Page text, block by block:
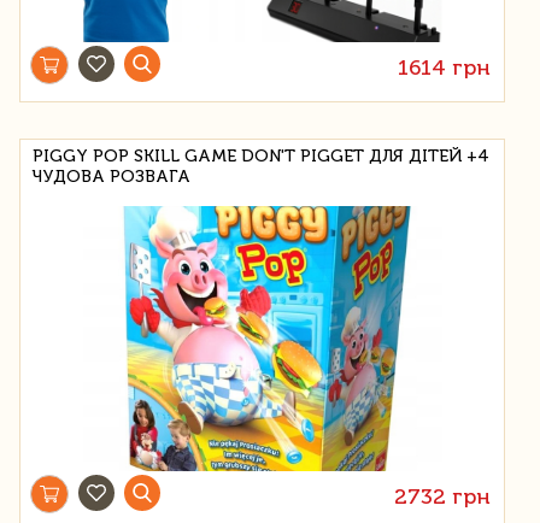
1614 грн
PIGGY POP SKILL GAME DON'T PIGGET ДЛЯ ДІТЕЙ +4
ЧУДОВА РОЗВАГА
2732 грн